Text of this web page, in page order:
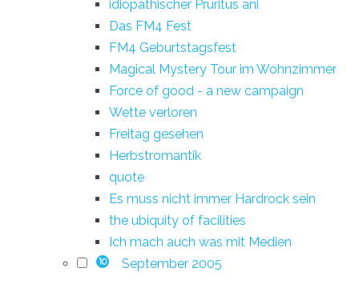
idiopathischer Pruritus ani
Das FM4 Fest
FM4 Geburtstagsfest
Magical Mystery Tour im Wohnzimmer
Force of good - a new campaign
Wette verloren
Freitag gesehen
Herbstromantik
quote
Es muss nicht immer Hardrock sein
the ubiquity of facilities
Ich mach auch was mit Medien
10 September 2005